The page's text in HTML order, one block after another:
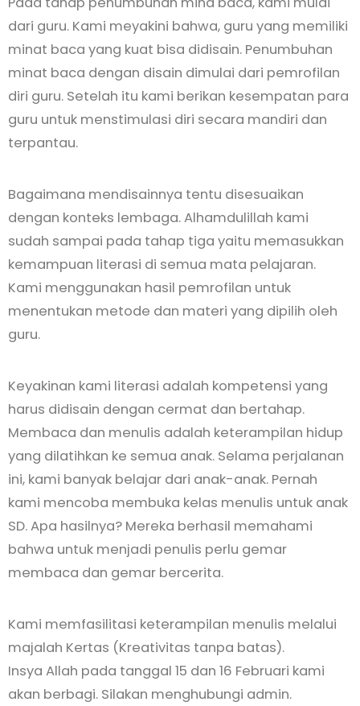
dari guru. Kami meyakini bahwa, guru yang memiliki
minat baca yang kuat bisa didisain. Penumbuhan
minat baca dengan disain dimulai dari pemrofilan
diri guru. Setelah itu kami berikan kesempatan para
guru untuk menstimulasi diri secara mandiri dan
terpantau.
Bagaimana mendisainnya tentu disesuaikan
dengan konteks lembaga. Alhamdulillah kami
sudah sampai pada tahap tiga yaitu memasukkan
kemampuan literasi di semua mata pelajaran.
Kami menggunakan hasil pemrofilan untuk
menentukan metode dan materi yang dipilih oleh
guru.
Keyakinan kami literasi adalah kompetensi yang
harus didisain dengan cermat dan bertahap.
Membaca dan menulis adalah keterampilan hidup
yang dilatihkan ke semua anak. Selama perjalanan
ini, kami banyak belajar dari anak-anak. Pernah
kami mencoba membuka kelas menulis untuk anak
SD. Apa hasilnya? Mereka berhasil memahami
bahwa untuk menjadi penulis perlu gemar
membaca dan gemar bercerita.
Kami memfasilitasi keterampilan menulis melalui
majalah Kertas (Kreativitas tanpa batas).
Insya Allah pada tanggal 15 dan 16 Februari kami
akan berbagi. Silakan menghubungi admin.